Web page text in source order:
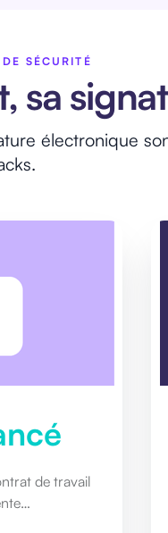
SÉCURITÉ
sa
électronique
de travail